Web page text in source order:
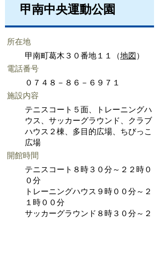
甲南中央運動公園
所在地
甲南町葛木３０番地１１（地図 ）
電話番号
０７４８－８６－６９７１
施設内容
テニスコート５面、トレーニングハ
ウス、サッカーグラウンド、クラブ
ハウス２棟、多目的広場、ちびっこ
広場
開館時間
テニスコート８時３０分～２２時０
０分
トレーニングハウス９時００分～２
１時００分
サッカーグラウンド８時３０分～２